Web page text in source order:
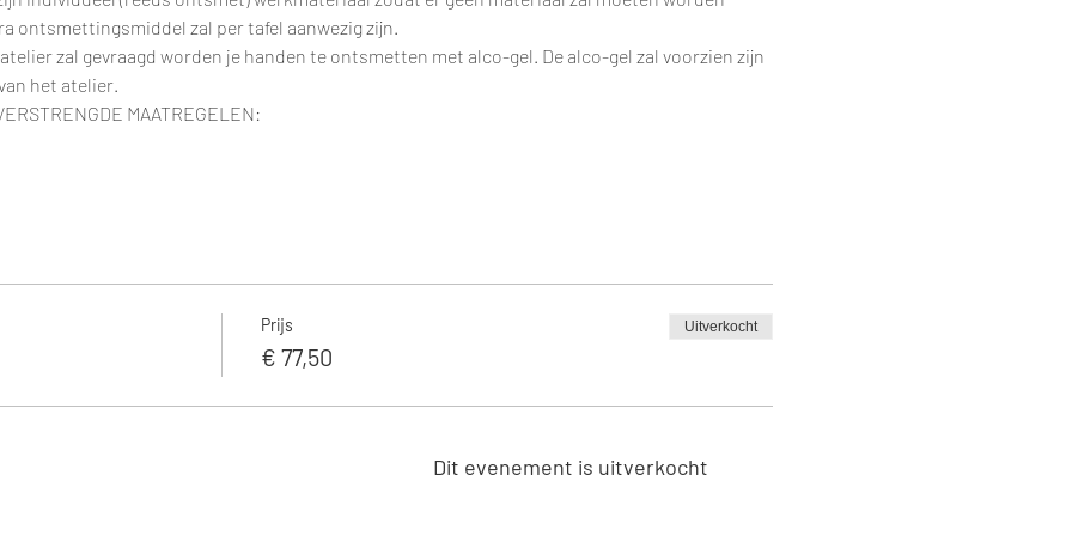
ontsmettingsmiddel zal per tafel aanwezig zijn.
zal gevraagd worden je handen te ontsmetten met alco-gel. De alco-gel zal voorzien zijn
het atelier.
MAATREGELEN:
Prijs
€ 77,50
Uitverkocht
Dit evenement is uitverkocht